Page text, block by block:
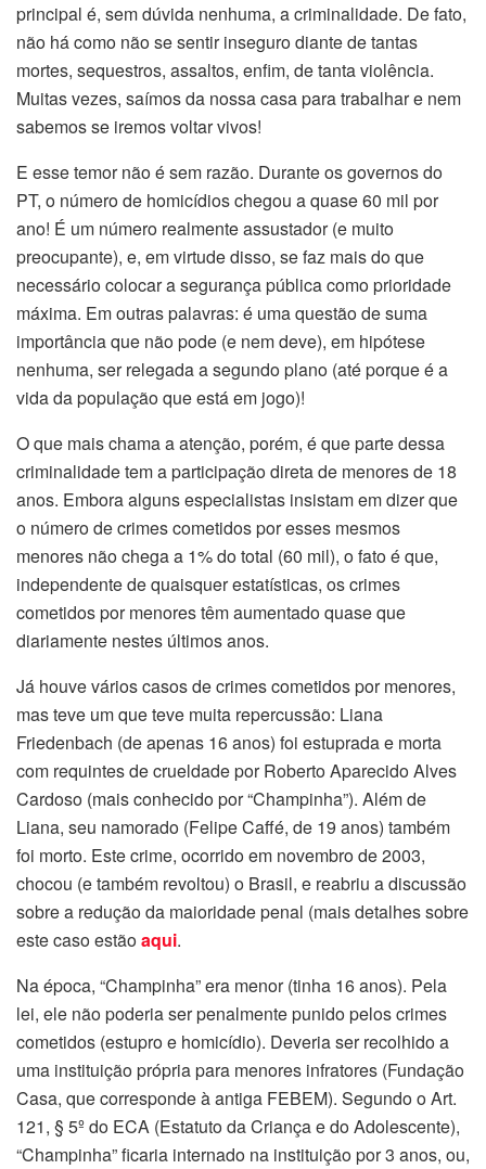
principal é, sem dúvida nenhuma, a criminalidade. De fato,
não há como não se sentir inseguro diante de tantas
mortes, sequestros, assaltos, enfim, de tanta violência.
Muitas vezes, saímos da nossa casa para trabalhar e nem
sabemos se iremos voltar vivos!
E esse temor não é sem razão. Durante os governos do
PT, o número de homicídios chegou a quase 60 mil por
ano! É um número realmente assustador (e muito
preocupante), e, em virtude disso, se faz mais do que
necessário colocar a segurança pública como prioridade
máxima. Em outras palavras: é uma questão de suma
importância que não pode (e nem deve), em hipótese
nenhuma, ser relegada a segundo plano (até porque é a
vida da população que está em jogo)!
O que mais chama a atenção, porém, é que parte dessa
criminalidade tem a participação direta de menores de 18
anos. Embora alguns especialistas insistam em dizer que
o número de crimes cometidos por esses mesmos
menores não chega a 1% do total (60 mil), o fato é que,
independente de quaisquer estatísticas, os crimes
cometidos por menores têm aumentado quase que
diariamente nestes últimos anos.
Já houve vários casos de crimes cometidos por menores,
mas teve um que teve muita repercussão: Liana
Friedenbach (de apenas 16 anos) foi estuprada e morta
com requintes de crueldade por Roberto Aparecido Alves
Cardoso (mais conhecido por “Champinha”). Além de
Liana, seu namorado (Felipe Caffé, de 19 anos) também
foi morto. Este crime, ocorrido em novembro de 2003,
chocou (e também revoltou) o Brasil, e reabriu a discussão
sobre a redução da maioridade penal (mais detalhes sobre
este caso estãoaqui.
Na época, “Champinha” era menor (tinha 16 anos). Pela
lei, ele não poderia ser penalmente punido pelos crimes
cometidos (estupro e homicídio). Deveria ser recolhido a
uma instituição própria para menores infratores (Fundação
Casa, que corresponde à antiga FEBEM). Segundo o Art.
121, § 5º do ECA (Estatuto da Criança e do Adolescente),
“Champinha” ficaria internado na instituição por 3 anos, ou,